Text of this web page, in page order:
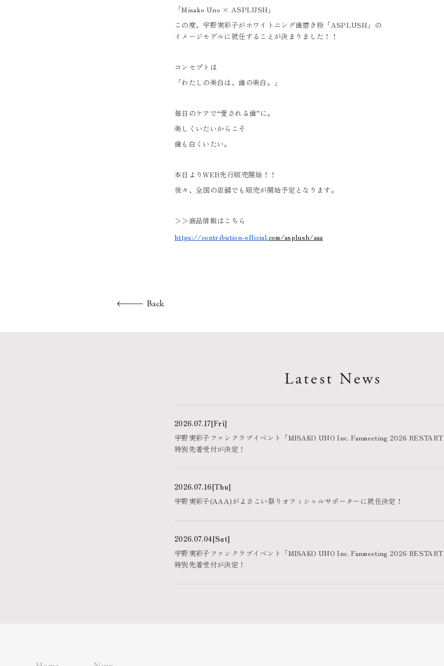
「Misako Uno × ASPLUSH」
この度、宇野実彩子がホワイトニング歯磨き粉「ASPLUSH」 の
イメージモデルに就任することが決まりました！！
コンセプトは
「わたしの美白は、歯の美白。」
毎日のケアで“愛される歯”に。
美しくいたいからこそ
歯も白くいたい。
本日よりWEB先行販売開始！！
後々、全国の店舗でも販売が開始予定となります。
＞＞商品情報はこちら
https://contribution-official.com/asplush/aaa
Back
Latest News
2026.07.17[Fri]
宇野実彩子ファンクラブイベント「MISAKO UNO Inc. Fanmeeting 2026
特別先着受付が決定！
2026.07.16[Thu]
宇野実彩子(AAA)がよさこい祭りオフィシャルサポーターに就任決定！
2026.07.04[Sat]
宇野実彩子ファンクラブイベント「MISAKO UNO Inc. Fanmeeting 2026
特別先着受付が決定！